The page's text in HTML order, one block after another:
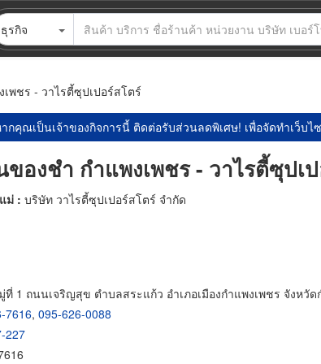
ธุรกิจ
พชร - วาไรตี้ซุปเปอร์สโตร์
กคุณเป็นเจ้าของกิจการนี้ ติดต่อรับส่วนลดพิเศษ! เพื่อจัดทำเว็บไ
ของชำ กำแพงเพชร - วาไรตี้ซุปเ
ม่ : บริษัท วาไรตี้ซุปเปอร์สโตร์ จำกัด
ที่ 1 ถนนเจริญสุข ตำบลสระแก้ว อำเภอเมืองกำแพงเพชร จังหวัด
7616, 095-626-0088
227